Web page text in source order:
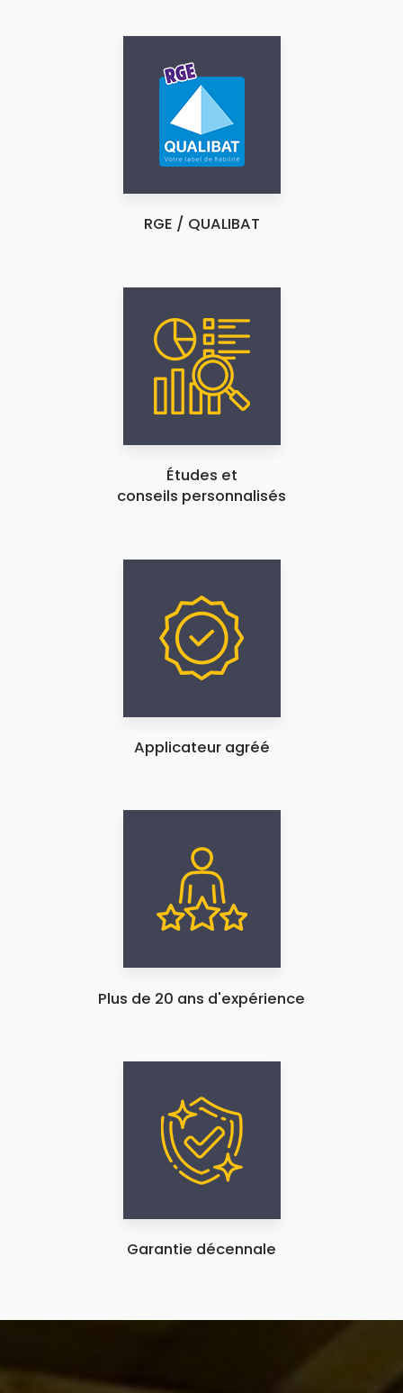
RGE / QUALIBAT
Études et
conseils personnalisés
Applicateur agréé
Plus de 20 ans d'expérience
Garantie décennale